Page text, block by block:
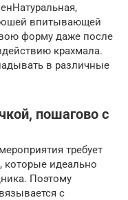
впитывающей
форму даже после
крахмала.
в различные
пошагово с
требует
которые идеально
Поэтому
с